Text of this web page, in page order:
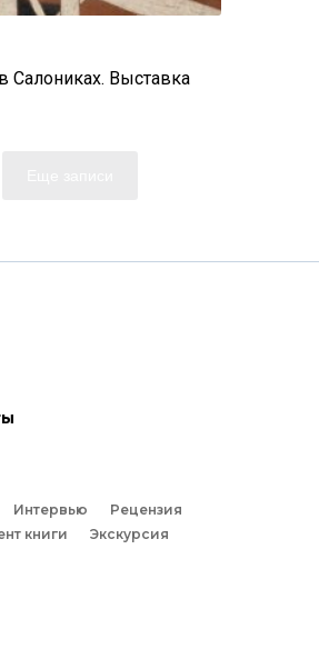
Салониках. Выставка
Интервью
Рецензия
книги Экскурсия